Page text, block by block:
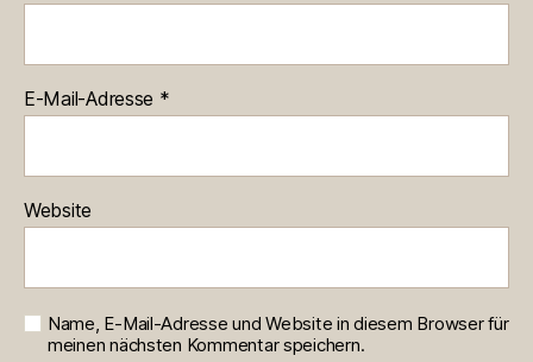
E-Mail-Adresse *
Website
Name, E-Mail-Adresse und Website in diesem Browser für
meinen nächsten Kommentar speichern.